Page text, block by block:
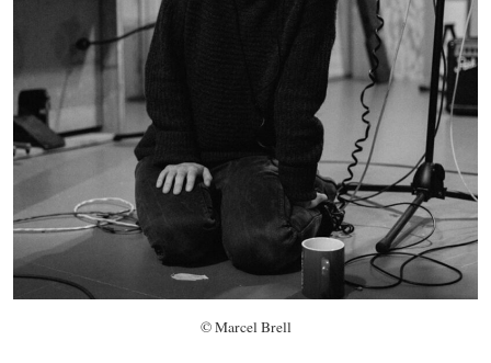
© Marcel Brell